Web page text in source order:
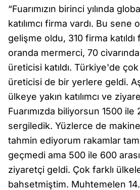
“Fuarımızın birinci yılında
katılımcı firma vardı. Bu sene
gelişme oldu, 310 firma katıldı
oranda mermerci, 70
üreticisi katıldı. Türkiye'de
üreticisi de bir yerlere geldi.
ülkeye yakın katılımcı ve
Fuarımızda biliyorsun 1500 ile
sergiledik. Yüzlerce de
tahmin ediyorum rakamlar
geçmedi ama 500 ile 600
ziyaretçi geldi. Çok farklı
bahsetmiştim. Muhtemelen